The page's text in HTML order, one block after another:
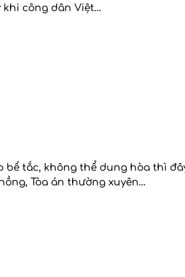
khi công dân Việt…
tắc, không thể dung hòa thì
Tòa án thường xuyên…